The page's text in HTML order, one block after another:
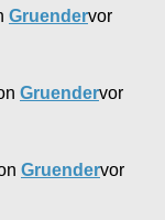
Gruendervor
Gruendervor
Gruendervor